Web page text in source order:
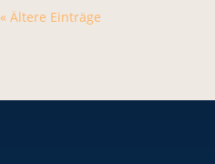
« Ältere Einträge